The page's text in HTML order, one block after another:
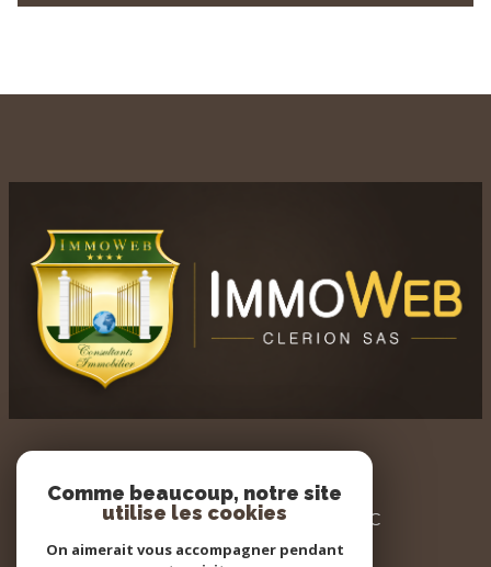
AGENCE IMMOWEB
3 PLACE DU GENERAL LECLERC
60700 PONT STE MAXENCE
Comme beaucoup, notre site
utilise les cookies
On aimerait vous accompagner pendant